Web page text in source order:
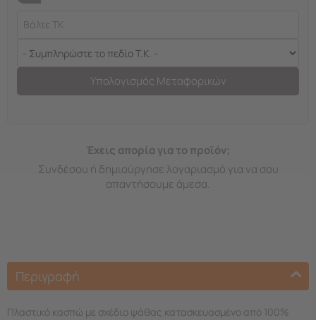
Υπολογισμός Μεταφορικών
Έχεις απορία για το προϊόν;
Συνδέσου ή δημιούργησε λογαριασμό για να σου
απαντήσουμε άμεσα.
Περιγραφή
Πλαστικό κασπώ με σχέδιο ψάθας κατασκευασμένο από 100%